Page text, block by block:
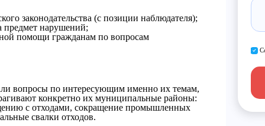
законодательства (с позиции наблюдателя);
предмет нарушений;
помощи гражданам по вопросам
вопросы по интересующим именно их темам,
конкретно их муниципальные районы:
с отходами, сокращение промышленных
свалки отходов.